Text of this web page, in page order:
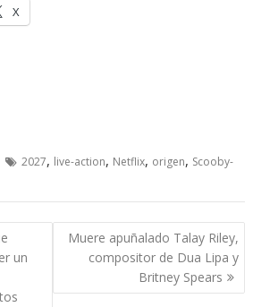
X
2027, live-action, Netflix, origen, Scooby-
un
Muere apuñalado Talay Riley,
compositor de Dua Lipa y
Britney Spears